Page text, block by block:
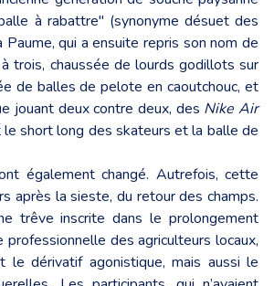
à rabattre" (synonyme désuet des
qui a ensuite repris son nom de
trois, chaussée de lourds godillots sur
de balles de pelote en caoutchouc, et
jouant deux contre deux, des Nike Air
short long des skateurs et la balle de
également changé. Autrefois, cette
après la sieste, du retour des champs.
trêve inscrite dans le prolongement
professionnelle des agriculteurs locaux,
le dérivatif agonistique, mais aussi le